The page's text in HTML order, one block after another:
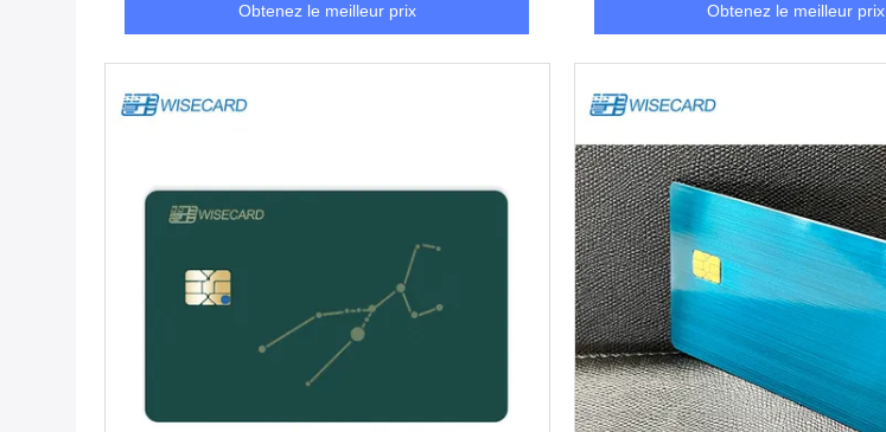
Obtenez le meilleur prix Obtenez le meilleur prix